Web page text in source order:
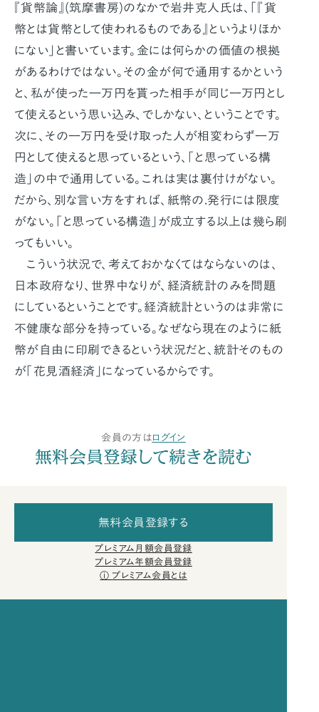
『貨幣論』(筑摩書房)のなかで岩井克人氏は、「『貨
幣とは貨幣として使われるものである』というよりほか
にない」と書いています。金には何らかの価値の根拠
があるわけではない。その金が何で通用するかという
と、私が使った一万円を貰った相手が同じ一万円とし
て使えるという思い込み、でしかない、ということです。
次に、その一万円を受け取った人が相変わらず一万
円として使えると思っているという、「と思っている構
造」の中で通用している。これは実は裏付けがない。
だから、別な言い方をすれば、紙幣の.発行には限度
がない。「と思っている構造」が成立する以上は幾ら刷
ってもいい。
こういう状況で、考えておかなくてはならないのは、
日本政府なり、世界中なりが、経済統計のみを問題
にしているということです。経済統計というのは非常に
不健康な部分を持っている。なぜなら現在のように紙
幣が自由に印刷できるという状況だと、統計そのもの
が「花見酒経済」になっているからです。
会員の方はログイン
無料会員登録して続きを読む
無料会員登録する
プレミアム月額会員登録
プレミアム年額会員登録
プレミアム会員とは